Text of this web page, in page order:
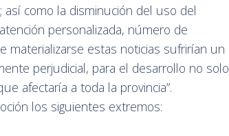
como la disminución del uso del
personalizada, número de
estas noticias sufrirían un
perjudicial, para el desarrollo no solo
afectaría a toda la provincia”.
los siguientes extremos: